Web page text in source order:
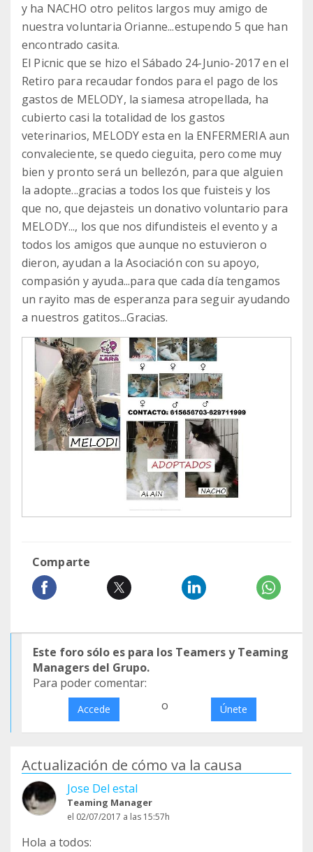
y ha NACHO otro pelitos largos muy amigo de
nuestra voluntaria Orianne...estupendo 5 que han
encontrado casita.
El Picnic que se hizo el Sábado 24-Junio-2017 en el
Retiro para recaudar fondos para el pago de los
gastos de MELODY, la siamesa atropellada, ha
cubierto casi la totalidad de los gastos
veterinarios, MELODY esta en la ENFERMERIA aun
convaleciente, se quedo cieguita, pero come muy
bien y pronto será un bellezón, para que alguien
la adopte...gracias a todos los que fuisteis y los
que no, que dejasteis un donativo voluntario para
MELODY..., los que nos difundisteis el evento y a
todos los amigos que aunque no estuvieron o
dieron, ayudan a la Asociación con su apoyo,
compasión y ayuda...para que cada día tengamos
un rayito mas de esperanza para seguir ayudando
a nuestros gatitos...Gracias.
Comparte
Este foro sólo es para los Teamers y Teaming
Managers del Grupo.
Para poder comentar:
Accede o Únete
Actualización de cómo va la causa
Jose Del estal
Teaming Manager
el 02/07/2017 a las 15:57h
Hola a todos: